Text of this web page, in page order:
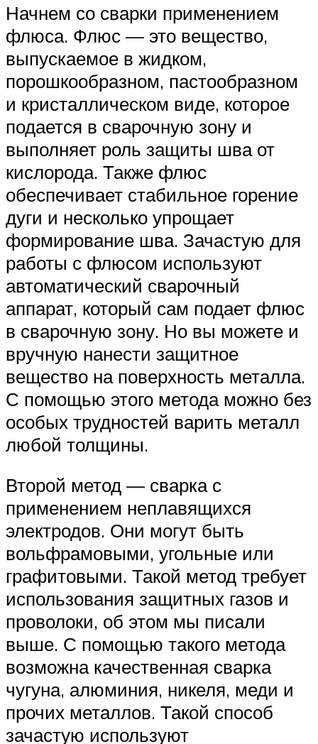
Начнем со сварки применением
флюса. Флюс — это вещество,
выпускаемое в жидком,
порошкообразном, пастообразном
и кристаллическом виде, которое
подается в сварочную зону и
выполняет роль защиты шва от
кислорода. Также флюс
обеспечивает стабильное горение
дуги и несколько упрощает
формирование шва. Зачастую для
работы с флюсом используют
автоматический сварочный
аппарат, который сам подает флюс
в сварочную зону. Но вы можете и
вручную нанести защитное
вещество на поверхность металла.
С помощью этого метода можно без
особых трудностей варить металл
любой толщины.
Второй метод — сварка с
применением неплавящихся
электродов. Они могут быть
вольфрамовыми, угольные или
графитовыми. Такой метод требует
использования защитных газов и
проволоки, об этом мы писали
выше. С помощью такого метода
возможна качественная сварка
чугуна, алюминия, никеля, меди и
прочих металлов. Такой способ
зачастую используют